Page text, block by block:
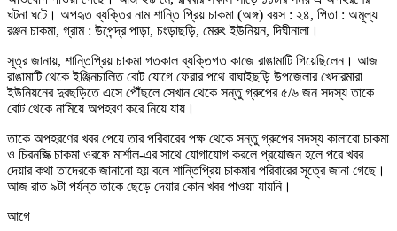
ঘটনা ঘটে। অপহৃত ব্যক্তির নাম শান্তি প্রিয় চাকমা (অঙ্গ) বয়স : ২৪, পিতা : অমূল্য
রঞ্জন চাকমা, গ্রাম : উপেন্দ্র পাড়া, চংড়াছড়ি, মেরুং ইউনিয়ন, দিঘীনালা।
সূত্র জানায়, শান্তিপ্রিয় চাকমা গতকাল ব্যক্তিগত কাজে রাঙামাটি গিয়েছিলেন। আজ
রাঙামাটি থেকে ইঞ্জিনচালিত বোট যোগে ফেরার পথে বাঘাইছড়ি উপজেলার খেদারমারা
ইউনিয়নের দুরছড়িতে এসে পৌঁছলে সেখান থেকে সন্তু গ্রুপের ৫/৬ জন সদস্য তাকে
বোট থেকে নামিয়ে অপহরণ করে নিয়ে যায়।
তাকে অপহরণের খবর পেয়ে তার পরিবারের পক্ষ থেকে সন্তু গ্রুপের সদস্য কালাবো চাকমা
ও চিরনজিত্‍ চাকমা ওরফে মার্শাল-এর সাথে যোগাযোগ করলে প্রয়োজন হলে পরে খবর
দেয়ার কথা তাদেরকে জানানো হয় বলে শান্তিপ্রিয় চাকমার পরিবারের সূত্রে জানা গেছে।
আজ রাত ৯টা পর্যন্ত তাকে ছেড়ে দেয়ার কোন খবর পাওয়া যায়নি।
আগে